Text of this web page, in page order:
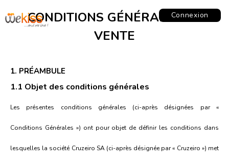
Connexion
CONDITIONS GÉNÉRALES DE
VENTE
1. PRÉAMBULE
1.1 Objet des conditions générales
Les présentes conditions générales (ci-après désignées par «
Conditions Générales ») ont pour objet de définir les conditions dans
lesquelles la société Cruzeiro SA (ci-après désignée par « Cruzeiro ») met